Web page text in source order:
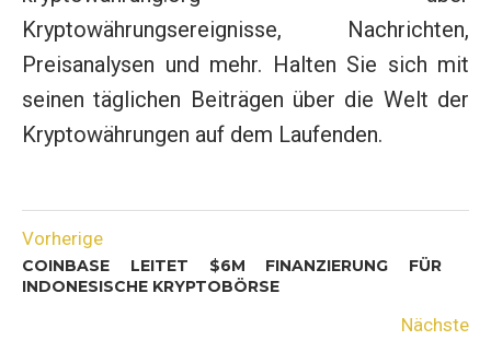
Kryptowährungsereignisse, Nachrichten,
Preisanalysen und mehr. Halten Sie sich mit
seinen täglichen Beiträgen über die Welt der
Kryptowährungen auf dem Laufenden.
Vorherige
COINBASE LEITET $6M FINANZIERUNG FÜR
INDONESISCHE KRYPTOBÖRSE
Nächste